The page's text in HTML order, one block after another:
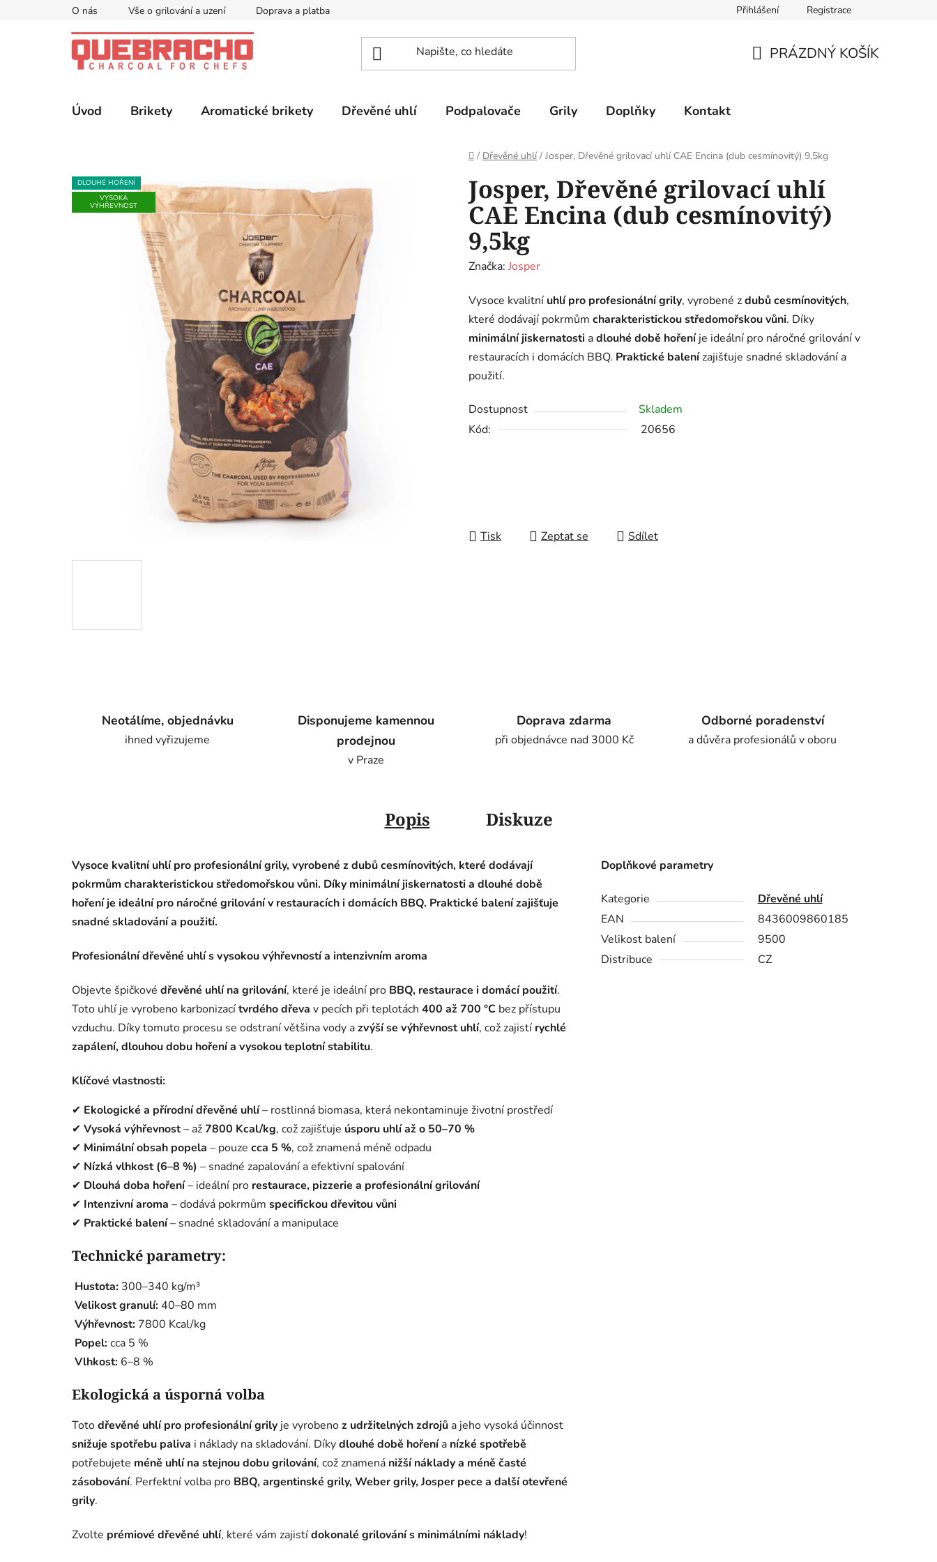
O nás Vše o grilování a uzení Doprava a platba Přihlášení Registrace
PRÁZDNÝ KOŠÍK
Úvod Brikety Aromatické brikety Dřevěné uhlí Podpalovače Grily Doplňky Kontakt
Domů
/ Dřevěné uhlí / Josper, Dřevěné grilovací uhlí CAE Encina (dub cesmínovitý) 9,5kg
Josper, Dřevěné grilovací uhlí
CAE Encina (dub cesmínovitý)
9,5kg
Značka: Josper
Vysoce kvalitní uhlí pro profesionální grily, vyrobené zdubů cesmínovitých,
které dodávají pokrmům charakteristickou středomořskou vůni. Díky
minimální jiskernatosti adlouhé době hořeníje ideální pro náročné grilování v
restauracích i domácích BBQ. Praktické balenízajišťuje snadné skladování a
použití.
Dostupnost
Skladem
Kód:
20656
Tisk Zeptat se Sdílet
DLOUHÉ HOŘENÍ
VYSOKÁ
VÝHŘEVNOST
Neotálíme, objednávku
ihned vyřizujeme
Disponujeme kamennou
prodejnou
v Praze
Doprava zdarma
při objednávce nad 3000 Kč
Odborné poradenství
a důvěra profesionálů v oboru
Popis Diskuze
Vysoce kvalitní uhlí pro profesionální grily, vyrobené z dubů cesmínovitých, které dodávají
pokrmům charakteristickou středomořskou vůni. Díky minimální jiskernatosti a dlouhé době
hoření je ideální pro náročné grilování v restauracích i domácích BBQ. Praktické balení zajišťuje
snadné skladování a použití.
Profesionální dřevěné uhlí s vysokou výhřevností a intenzivním aroma
Objevte špičkové dřevěné uhlí na grilování, které je ideální pro BBQ, restaurace i domácí použití.
Toto uhlí je vyrobeno karbonizacítvrdého dřeva v pecích při teplotách 400 až 700 °C bez přístupu
vzduchu. Díky tomuto procesu se odstraní většina vody azvýší se výhřevnost uhlí, což zajistí rychlé
zapálení, dlouhou dobu hoření a vysokou teplotní stabilitu.
Klíčové vlastnosti:
✔ Ekologické a přírodní dřevěné uhlí– rostlinná biomasa, která nekontaminuje životní prostředí
✔ Vysoká výhřevnost– až7800 Kcal/kg, což zajišťuje úsporu uhlí až o 50–70 %
✔ Minimální obsah popela – pouze cca 5 %, což znamená méně odpadu
✔ Nízká vlhkost (6–8 %) – snadné zapalování a efektivní spalování
✔ Dlouhá doba hoření– ideální pro restaurace, pizzerie a profesionální grilování
✔ Intenzivní aroma – dodává pokrmům specifickou dřevitou vůni
✔ Praktické balení– snadné skladování a manipulace
Technické parametry:
Hustota: 300–340 kg/m³
Velikost granulí: 40–80 mm
Výhřevnost: 7800 Kcal/kg
Popel:cca 5 %
Vlhkost: 6–8 %
Ekologická a úsporná volba
Totodřevěné uhlí pro profesionální grily je vyrobenoz udržitelných zdrojů a jeho vysoká účinnost
snižuje spotřebu paliva i náklady na skladování. Díkydlouhé době hořenía nízké spotřebě
potřebujete méně uhlí na stejnou dobu grilování, což znamená nižší náklady a méně časté
zásobování. Perfektní volba pro BBQ, argentinské grily, Weber grily, Josper pece a další otevřené
grily.
Zvolte prémiové dřevěné uhlí, které vám zajistídokonalé grilování s minimálními náklady!
Doplňkové parametry
Kategorie
Dřevěné uhlí
EAN
8436009860185
Velikost balení
9500
Distribuce
CZ